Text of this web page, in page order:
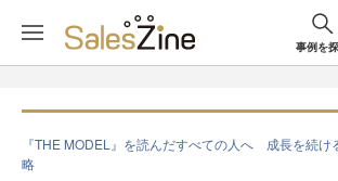
事例を
『THE MODEL』を読んだすべての人へ 成長を続け
略